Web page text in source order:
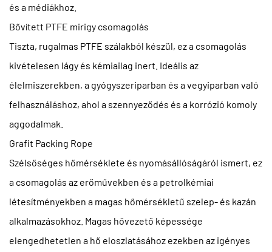
és a médiákhoz.
Bővített PTFE mirigy csomagolás
Tiszta, rugalmas PTFE szálakból készül, ez a csomagolás
kivételesen lágy és kémiailag inert. Ideális az
élelmiszerekben, a gyógyszeriparban és a vegyiparban való
felhasználáshoz, ahol a szennyeződés és a korrózió komoly
aggodalmak.
Grafit Packing Rope
Szélsőséges hőmérséklete és nyomásállóságáról ismert, ez
a csomagolás az erőművekben és a petrolkémiai
létesítményekben a magas hőmérsékletű szelep- és kazán
alkalmazásokhoz. Magas hővezető képessége
elengedhetetlen a hő eloszlatásához ezekben az igényes